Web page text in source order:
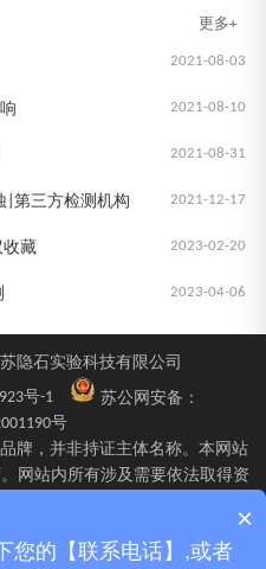
更多+
2021-08-03
2021-08-10
2021-08-31
2021-12-17
|第三方检测机构
2023-02-20
收藏
2023-04-06
隐石实验科技有限公司
号-1
苏公网安备：
号
牌，并非持证主体名称。本网站
网站内所有涉及需要依法取得资
检测有限公司、南京隐石安全阀
具体实施并出具报告。不同检测
×
您的【联系电话】,或者